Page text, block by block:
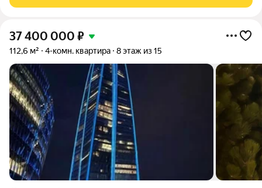
37 400 000 ₽
112,6 м² 4-комн. квартира 8 этаж из 15